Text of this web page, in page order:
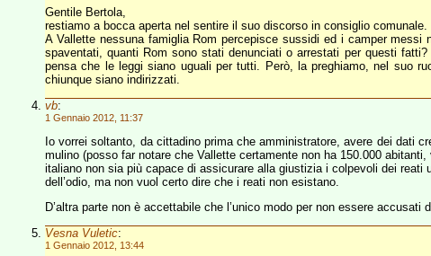
Gentile Bertola,
restiamo a bocca aperta nel sentire il suo discorso in consiglio
A Vallette nessuna famiglia Rom percepisce sussidi ed i camper
spaventati, quanti Rom sono stati denunciati o arrestati per questi
pensa che le leggi siano uguali per tutti. Però, la preghiamo, nel suo
chiunque siano indirizzati.
vb:
1 Gennaio 2012, 11:37
Io vorrei soltanto, da cittadino prima che amministratore, avere dei dati
mulino (posso far notare che Vallette certamente non ha 150.000
italiano non sia più capace di assicurare alla giustizia i colpevoli dei
dell’odio, ma non vuol certo dire che i reati non esistano.
D’altra parte non è accettabile che l’unico modo per non essere
Vesna Vuletic:
1 Gennaio 2012, 13:44